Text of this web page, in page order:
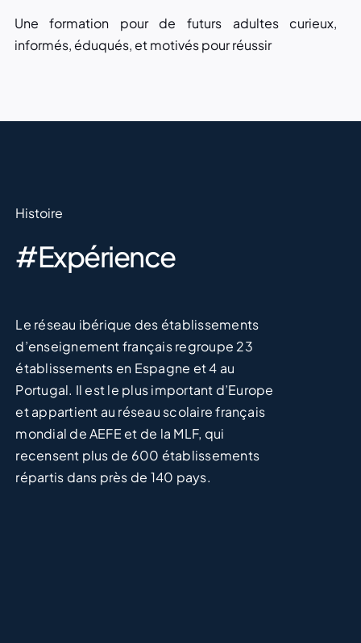
Une formation pour de futurs adultes curieux,
informés, éduqués, et motivés pour réussir
Histoire
#Expérience
Le réseau ibérique des établissements
d’enseignement français regroupe 23
établissements en Espagne et 4 au
Portugal. Il est le plus important d’Europe
et appartient au réseau scolaire français
mondial deAEFE et de la MLF, qui
recensent plus de 600 établissements
répartis dans près de 140 pays.